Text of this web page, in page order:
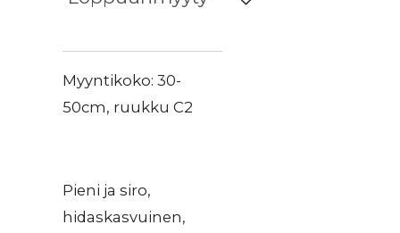
Myyntikoko: 30-
50cm, ruukku C2
Pieni ja siro,
hidaskasvuinen,